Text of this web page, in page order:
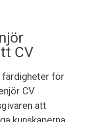
CV
för
CV
att